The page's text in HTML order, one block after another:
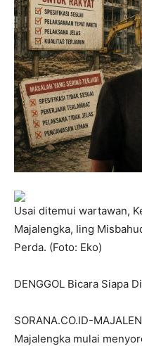
Usai ditemui wartawan,
Majalengka, Iing
Perda. (Foto: Eko)
DENGGOL Bicara Siapa
SORANA.CO.ID-
Majalengka mulai